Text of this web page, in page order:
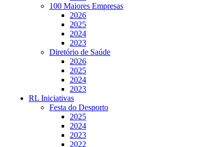
100 Maiores Empresas
2026
2025
2024
2023
Diretório de Saúde
2026
2025
2024
2023
RL Iniciativas
Festa do Desporto
2025
2024
2023
2022